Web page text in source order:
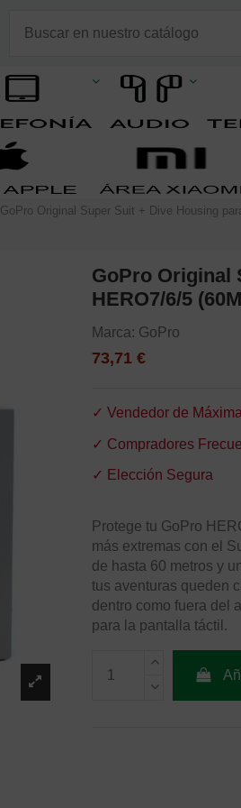
GoPro Original Super Suit + Dive Housing
GoPro Original
HERO7/6/5
Marca: GoPro
73,71 €
✓ Vendedor de
✓ Compradores
✓ Elección Segura
Protege tu GoPro
más extremas con el
de hasta 60 metros y
tus aventuras queden
dentro como fuera del
para la pantalla táctil.